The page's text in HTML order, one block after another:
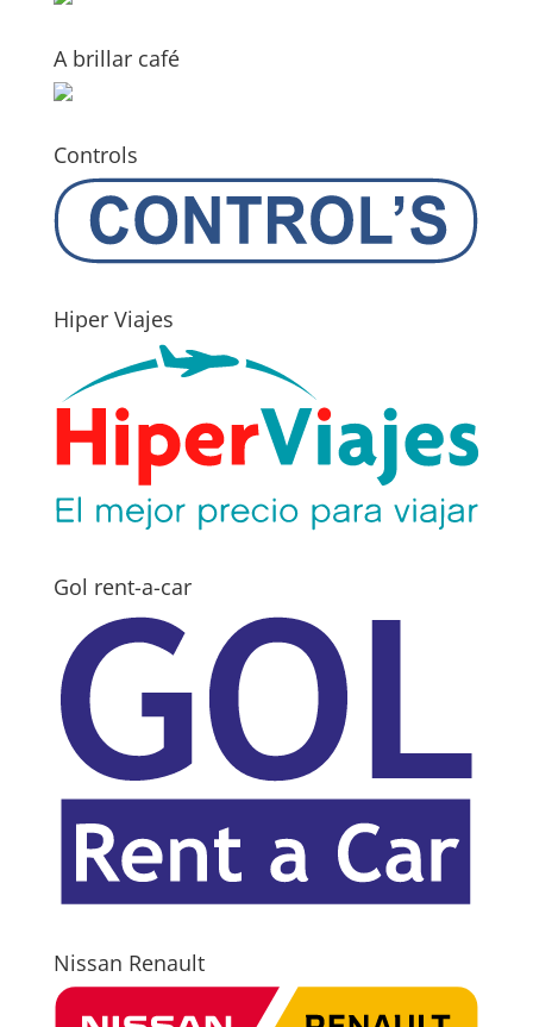
A brillar café
Controls
Hiper Viajes
Gol rent-a-car
Nissan Renault